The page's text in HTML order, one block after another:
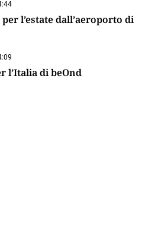
l’estate dall’aeroporto di
l’Italia di beOnd